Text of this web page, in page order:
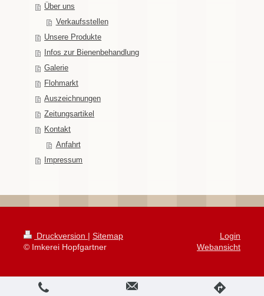
Über uns
Verkaufsstellen
Unsere Produkte
Infos zur Bienenbehandlung
Galerie
Flohmarkt
Auszeichnungen
Zeitungsartikel
Kontakt
Anfahrt
Impressum
Druckversion | Sitemap
© Imkerei Hopfgartner
Login
Webansicht